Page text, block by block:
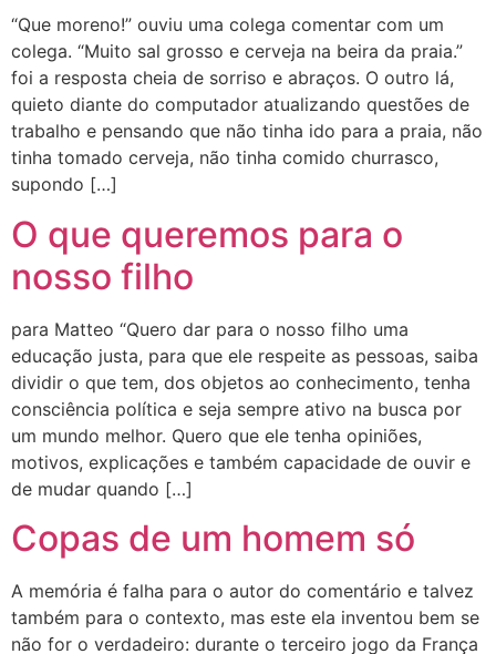
“Que moreno!” ouviu uma colega comentar com um
colega. “Muito sal grosso e cerveja na beira da praia.”
foi a resposta cheia de sorriso e abraços. O outro lá,
quieto diante do computador atualizando questões de
trabalho e pensando que não tinha ido para a praia, não
tinha tomado cerveja, não tinha comido churrasco,
supondo […]
O que queremos para o
nosso filho
para Matteo “Quero dar para o nosso filho uma
educação justa, para que ele respeite as pessoas, saiba
dividir o que tem, dos objetos ao conhecimento, tenha
consciência política e seja sempre ativo na busca por
um mundo melhor. Quero que ele tenha opiniões,
motivos, explicações e também capacidade de ouvir e
de mudar quando […]
Copas de um homem só
A memória é falha para o autor do comentário e talvez
também para o contexto, mas este ela inventou bem se
não for o verdadeiro: durante o terceiro jogo da França